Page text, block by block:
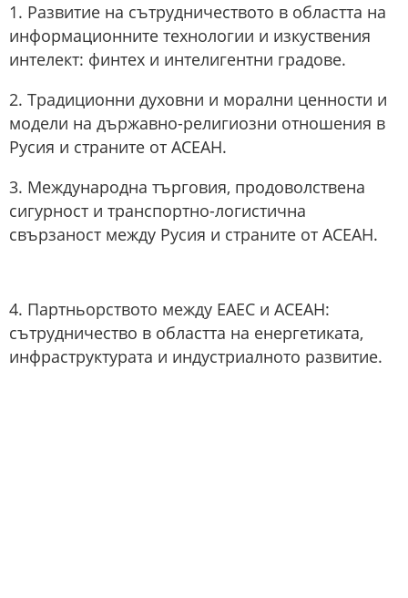
1. Развитие на сътрудничеството в областта на
информационните технологии и изкуствения
интелект: финтех и интелигентни градове.
2. Традиционни духовни и морални ценности и
модели на държавно-религиозни отношения в
Русия и страните от АСЕАН.
3. Международна търговия, продоволствена
сигурност и транспортно-логистична
свързаност между Русия и страните от АСЕАН.
4. Партньорството между ЕАЕС и АСЕАН:
сътрудничество в областта на енергетиката,
инфраструктурата и индустриалното развитие.